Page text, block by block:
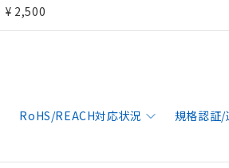
¥ 2,500
RoHS/REACH対応状況 規格認証/